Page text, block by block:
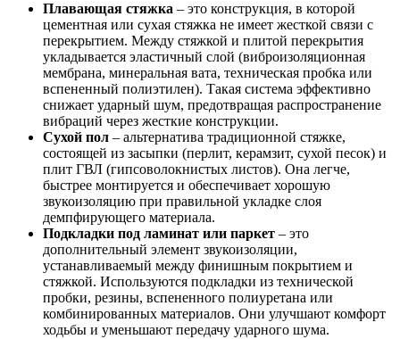
Плавающая стяжка – это конструкция, в которой
цементная или сухая стяжка не имеет жесткой связи с
перекрытием. Между стяжкой и плитой перекрытия
укладывается эластичный слой (виброизоляционная
мембрана, минеральная вата, техническая пробка или
вспененный полиэтилен). Такая система эффективно
снижает ударный шум, предотвращая распространение
вибраций через жесткие конструкции.
Сухой пол – альтернатива традиционной стяжке,
состоящей из засыпки (перлит, керамзит, сухой песок) и
плит ГВЛ (гипсоволокнистых листов). Она легче,
быстрее монтируется и обеспечивает хорошую
звукоизоляцию при правильной укладке слоя
демпфирующего материала.
Подкладки под ламинат или паркет – это
дополнительный элемент звукоизоляции,
устанавливаемый между финишным покрытием и
стяжкой. Используются подкладки из технической
пробки, резины, вспененного полиуретана или
комбинированных материалов. Они улучшают комфорт
ходьбы и уменьшают передачу ударного шума.